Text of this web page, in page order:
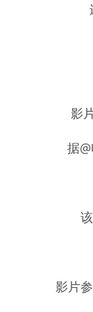
影
据
影片